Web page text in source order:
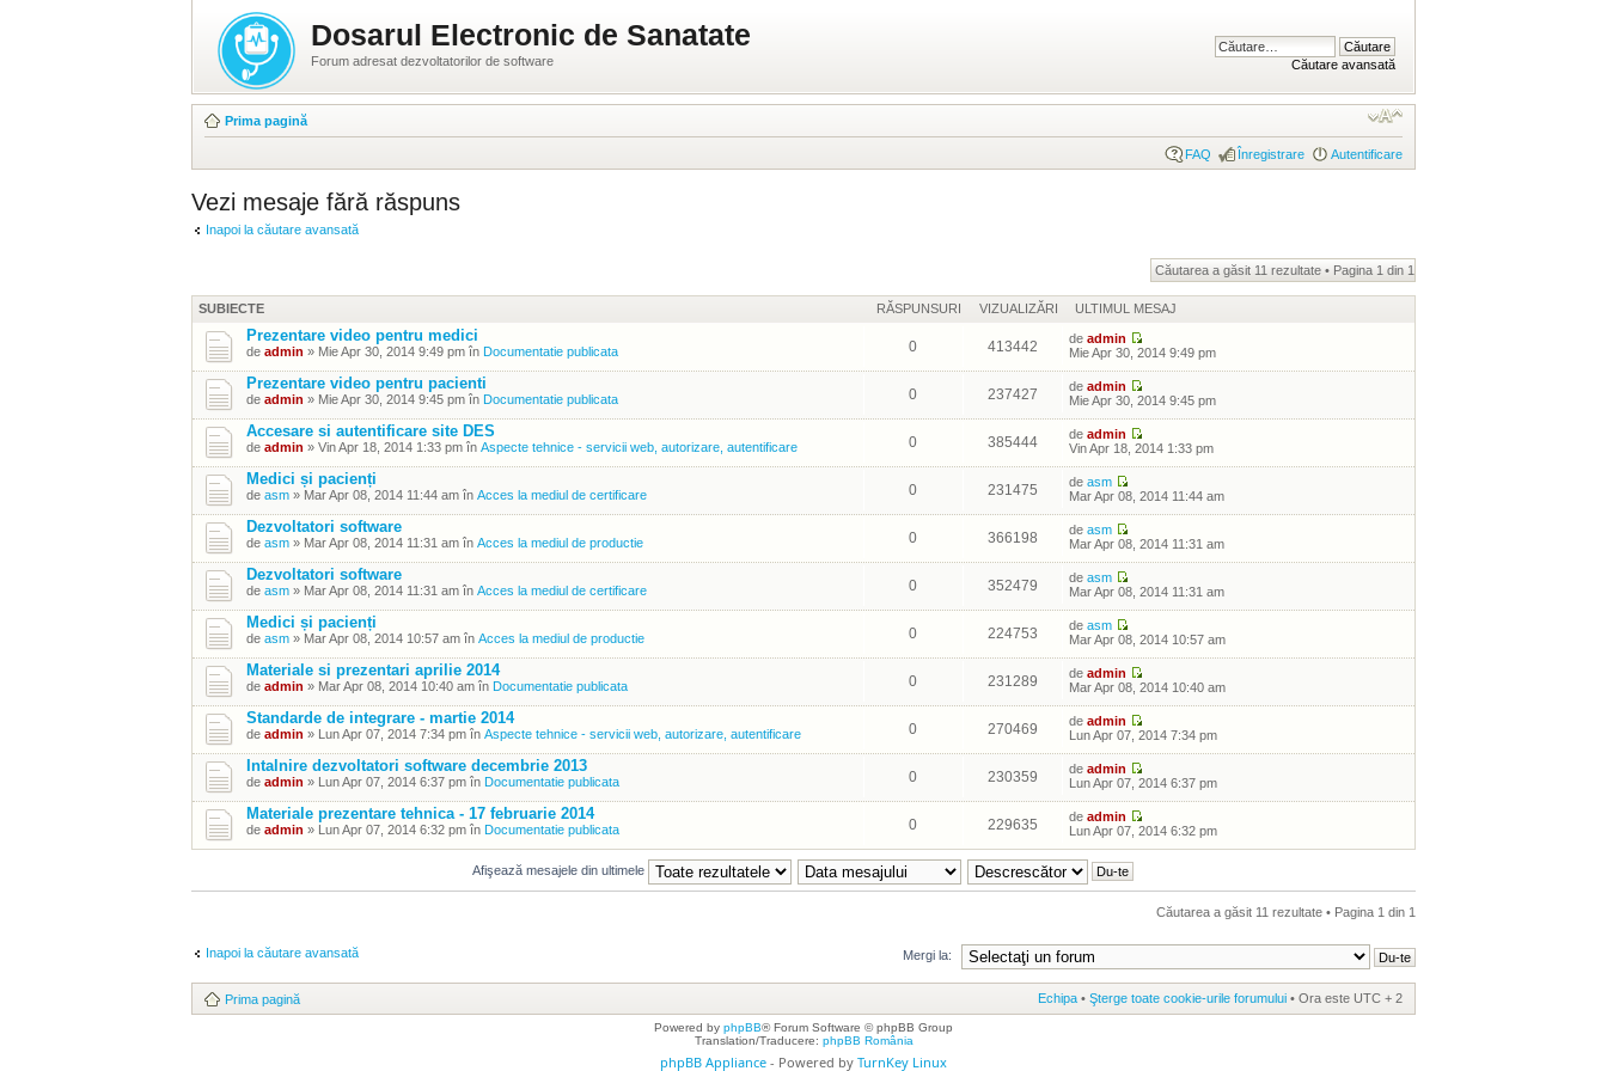
Dosarul Electronic de Sanatate
Forum adresat dezvoltatorilor de software Căutare avansată
Prima pagină
FAQ Înregistrare Autentificare
Vezi mesaje fără răspuns
Inapoi la căutare avansată
Căutarea a găsit 11 rezultate • Pagina 1 din 1
SUBIECTE RĂSPUNSURI VIZUALIZĂRI ULTIMUL MESAJ
Prezentare video pentru medici
de admin » Mie Apr 30, 2014 9:49 pm în Documentatie publicata 0 413442 de admin
Mie Apr 30, 2014 9:49 pm
Prezentare video pentru pacienti
de admin » Mie Apr 30, 2014 9:45 pm în Documentatie publicata 0 237427 de admin
Mie Apr 30, 2014 9:45 pm
Accesare si autentificare site DES
de admin » Vin Apr 18, 2014 1:33 pm în Aspecte tehnice - servicii web, autorizare, autentificare 0 385444 de admin
Vin Apr 18, 2014 1:33 pm
Medici și pacienți
de asm » Mar Apr 08, 2014 11:44 am în Acces la mediul de certificare 0 231475 de asm
Mar Apr 08, 2014 11:44 am
Dezvoltatori software
de asm » Mar Apr 08, 2014 11:31 am în Acces la mediul de productie 0 366198 de asm
Mar Apr 08, 2014 11:31 am
Dezvoltatori software
de asm » Mar Apr 08, 2014 11:31 am în Acces la mediul de certificare 0 352479 de asm
Mar Apr 08, 2014 11:31 am
Medici și pacienți
de asm » Mar Apr 08, 2014 10:57 am în Acces la mediul de productie 0 224753 de asm
Mar Apr 08, 2014 10:57 am
Materiale si prezentari aprilie 2014
de admin » Mar Apr 08, 2014 10:40 am în Documentatie publicata 0 231289 de admin
Mar Apr 08, 2014 10:40 am
Standarde de integrare - martie 2014
de admin » Lun Apr 07, 2014 7:34 pm în Aspecte tehnice - servicii web, autorizare, autentificare 0 270469 de admin
Lun Apr 07, 2014 7:34 pm
Intalnire dezvoltatori software decembrie 2013
de admin » Lun Apr 07, 2014 6:37 pm în Documentatie publicata 0 230359 de admin
Lun Apr 07, 2014 6:37 pm
Materiale prezentare tehnica - 17 februarie 2014
de admin » Lun Apr 07, 2014 6:32 pm în Documentatie publicata 0 229635 de admin
Lun Apr 07, 2014 6:32 pm
Afişează mesajele din ultimele
Căutarea a găsit 11 rezultate • Pagina 1 din 1
Inapoi la căutare avansată Mergi la:
Prima pagină Echipa • Şterge toate cookie-urile forumului • Ora este UTC + 2
Powered by phpBB® Forum Software © phpBB Group
Translation/Traducere: phpBB România
phpBB Appliance - Powered by TurnKey Linux